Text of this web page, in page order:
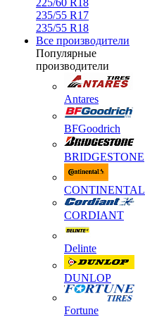
235/55 R17
235/55 R18
Все производители
Популярные
производители
Antares
BFGoodrich
BRIDGESTONE
CONTINENTAL
CORDIANT
Delinte
DUNLOP
Fortune